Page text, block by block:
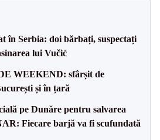
în Serbia: doi bărbați, suspectați
lui Vučić
WEEKEND: sfârșit de
și în țară
pe Dunăre pentru salvarea
Fiecare barjă va fi scufundată